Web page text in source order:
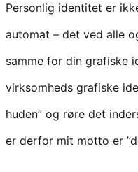
Personlig identitet er
automat – det ved alle
samme for din grafiske
virksomheds grafiske
huden” og røre det
er derfor mit motto er